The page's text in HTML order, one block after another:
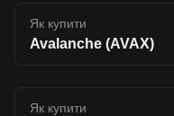
Як купити
Avalanche (AVAX)
Як купити